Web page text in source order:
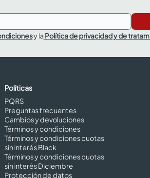
y la Política de privacidad y de
Políticas
PQRS
Preguntas frecuentes
Cambios y devoluciones
Términos y condiciones
Términos y condiciones cuotas
sin interés Black
Términos y condiciones cuotas
sin interés Diciembre
Protección de datos